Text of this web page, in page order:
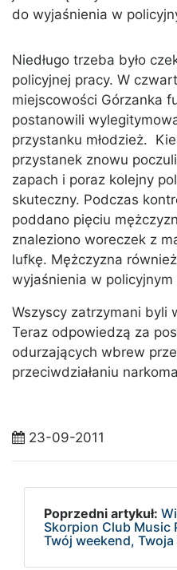
do wyjaśnienia w
Niedługo trzeba było
policyjnej pracy. W
miejscowości Górzanka
postanowili
przystanku młodzież.
przystanek znowu
zapach i poraz kolejny
skuteczny. Podczas
poddano pięciu
znaleziono woreczek z
lufkę. Mężczyzna
wyjaśnienia w policyjnym
Wszyscy zatrzymani byli
Teraz odpowiedzą za
odurzających wbrew
przeciwdziałaniu
23-09-2011
Poprzedni artykuł:
Skorpion Club Music
Twój weekend, Twoja